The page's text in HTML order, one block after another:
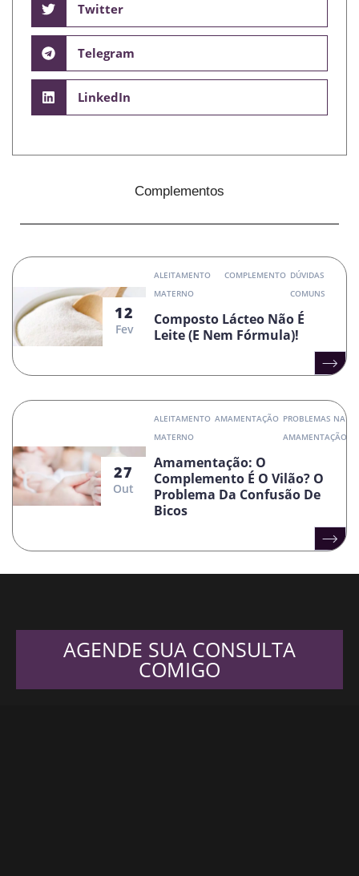
Twitter
Telegram
LinkedIn
Complementos
12
Fev
ALEITAMENTO
MATERNO
COMPLEMENTO DÚVIDAS
COMUNS
Composto Lácteo Não É
Leite (e Nem Fórmula)!
27
Out
ALEITAMENTO
MATERNO
AMAMENTAÇÃO PROBLEMAS NA
AMAMENTAÇÃO
Amamentação: O
Complemento É O Vilão? O
Problema Da Confusão De
Bicos
AGENDE SUA CONSULTA
COMIGO